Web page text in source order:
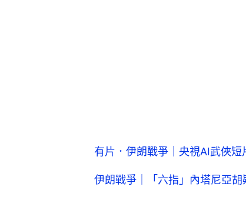
有片．伊朗戰爭｜央視AI武俠
伊朗戰爭｜「六指」內塔尼亞